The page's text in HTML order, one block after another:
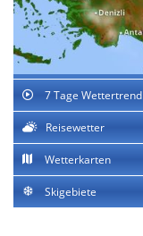
7 Tage Wettertrend
Reisewetter
Wetterkarten
Skigebiete